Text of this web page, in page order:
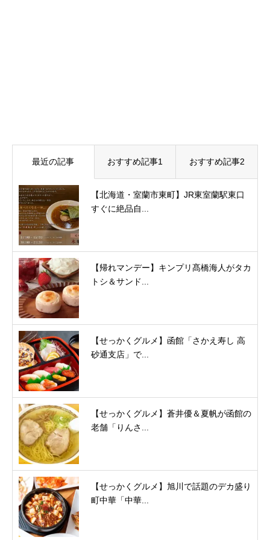
最近の記事 おすすめ記事1 おすすめ記事2
【北海道・室蘭市東町】JR東室蘭駅東口
すぐに絶品自...
【帰れマンデー】キンプリ髙橋海人がタカ
トシ＆サンド...
【せっかくグルメ】函館「さかえ寿し 高
砂通支店」で...
【せっかくグルメ】蒼井優＆夏帆が函館の
老舗「りんさ...
【せっかくグルメ】旭川で話題のデカ盛り
町中華「中華...